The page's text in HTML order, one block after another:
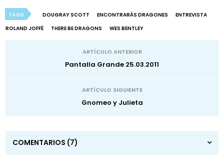
TAGS DOUGRAY SCOTT ENCONTRARÁS DRAGONES
ENTREVISTA
ROLAND JOFFÉ
THERE BE DRAGONS WES BENTLEY
ARTÍCULO ANTERIOR
Pantalla Grande 25.03.2011
ARTÍCULO SIGUIENTE
Gnomeo y Julieta
COMENTARIOS (7)